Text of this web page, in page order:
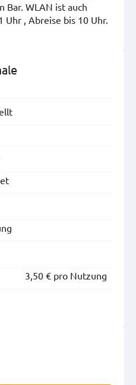
Bar. WLAN ist auch
Uhr , Abreise bis 10 Uhr.
3,50 € pro Nutzung